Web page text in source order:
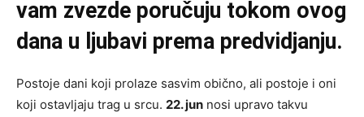
vam zvezde poručuju tokom ovog
dana u ljubavi prema predvidjanju.
Postoje dani koji prolaze sasvim obično, ali postoje i oni
koji ostavljaju trag u srcu. 22. jun nosi upravo takvu